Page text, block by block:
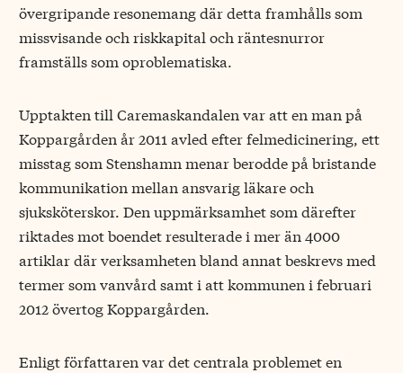
övergripande resonemang där detta framhålls som
missvisande och riskkapital och räntesnurror
framställs som oproblematiska.
Upptakten till Caremaskandalen var att en man på
Koppargården år 2011 avled efter felmedicinering, ett
misstag som Stenshamn menar berodde på bristande
kommunikation mellan ansvarig läkare och
sjuksköterskor. Den uppmärksamhet som därefter
riktades mot boendet resulterade i mer än 4000
artiklar där verksamheten bland annat beskrevs med
termer som vanvård samt i att kommunen i februari
2012 övertog Koppargården.
Enligt författaren var det centrala prob­lemet en